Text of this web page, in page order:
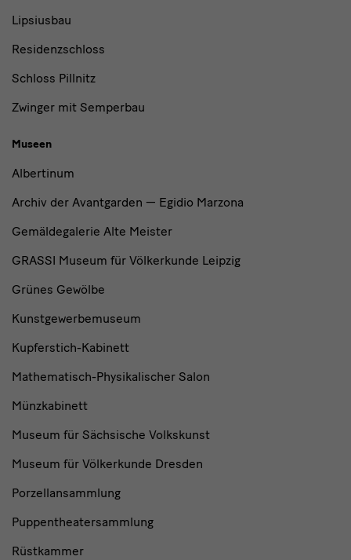
Lipsiusbau
Residenzschloss
Schloss Pillnitz
Zwinger mit Semperbau
Museen
Albertinum
Archiv der Avantgarden — Egidio Marzona
Gemäldegalerie Alte Meister
GRASSI Museum für Völkerkunde Leipzig
Grünes Gewölbe
Kunstgewerbemuseum
Kupferstich-Kabinett
Mathematisch-Physikalischer Salon
Münzkabinett
Museum für Sächsische Volkskunst
Museum für Völkerkunde Dresden
Porzellansammlung
Puppentheatersammlung
Rüstkammer